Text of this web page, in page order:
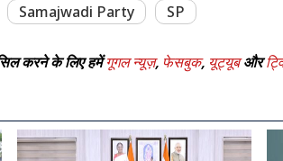
Samajwadi Party SP
करने के लिए हमेंगूगल न्यूज़, फेसबुक, यूट्यूबऔर